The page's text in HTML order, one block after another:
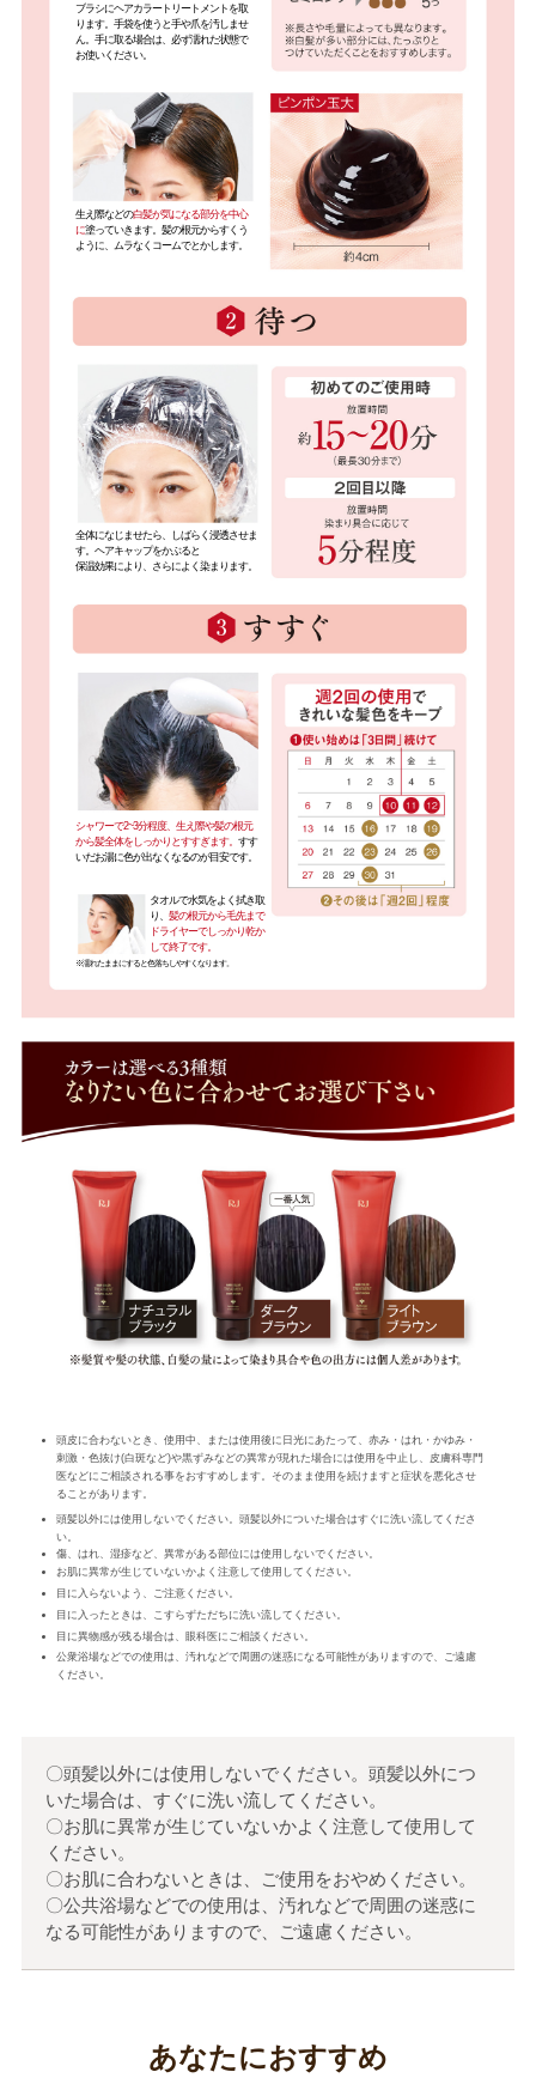
ブラシにヘアカラートリートメントを取
ります。手袋を使うと手や爪を汚しませ
ん。手に取る場合は、必ず濡れた状態で
お使いください。
生え際などの白髪が気になる部分を中心
に塗っていきます。髪の根元からすくう
ように、ムラなくコームでとかします。
全体になじませたら、しばらく浸透させま
す。ヘアキャップをかぶると
保温効果により、さらによく染まります。
シャワーで2~3分程度、生え際や髪の根元
から髪全体をしっかりとすすぎます。すす
いだお湯に色が出なくなるのが目安です。
タオルで水気をよく拭き取
り、髪の根元から毛先まで
ドライヤーでしっかり乾か
して終了です。
※濡れたままにすると色落ちしやすくなります。
頭皮に合わないとき、使用中、または使用後に日光にあたって、赤み・はれ・かゆみ・
刺激・色抜け(白斑など)や黒ずみなどの異常が現れた場合には使用を中止し、皮膚科専門
医などにご相談される事をおすすめします。そのまま使用を続けますと症状を悪化させ
ることがあります。
頭髪以外には使用しないでください。頭髪以外についた場合はすぐに洗い流してくださ
い。
傷、はれ、湿疹など、異常がある部位には使用しないでください。
お肌に異常が生じていないかよく注意して使用してください。
目に入らないよう、ご注意ください。
目に入ったときは、こすらずただちに洗い流してください。
目に異物感が残る場合は、眼科医にご相談ください。
公衆浴場などでの使用は、汚れなどで周囲の迷惑になる可能性がありますので、ご遠慮
ください。
〇頭髪以外には使用しないでください。頭髪以外につ
いた場合は、すぐに洗い流してください。
〇お肌に異常が生じていないかよく注意して使用して
ください。
〇お肌に合わないときは、ご使用をおやめください。
〇公共浴場などでの使用は、汚れなどで周囲の迷惑に
なる可能性がありますので、ご遠慮ください。
あなたにおすすめ